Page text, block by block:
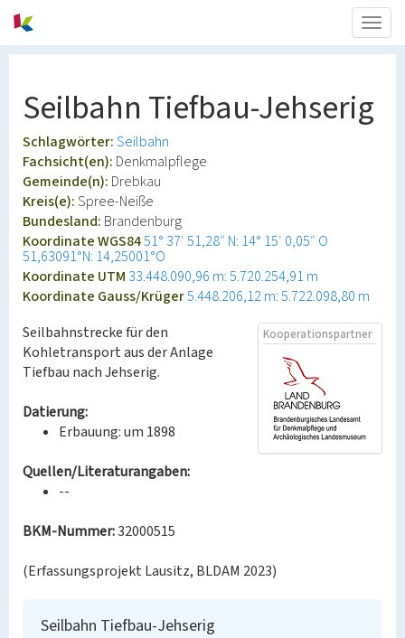
Seilbahn Tiefbau-Jehserig
Schlagwörter:Seilbahn
Fachsicht(en): Denkmalpflege
Gemeinde(n): Drebkau
Kreis(e):Spree-Neiße
Bundesland: Brandenburg
Koordinate WGS8451° 37′ 51,28″ N: 14° 15′ 0,05″ O
51,63091°N: 14,25001°O
Koordinate UTM 33.448.090,96 m: 5.720.254,91 m
Koordinate Gauss/Krüger5.448.206,12 m: 5.722.098,80 m
Kooperationspartner
Seilbahnstrecke für den
Kohletransport aus der Anlage
Tiefbau nach Jehserig.
Datierung:
Erbauung: um 1898
Quellen/Literaturangaben:
--
BKM-Nummer:32000515
(Erfassungsprojekt Lausitz, BLDAM 2023)
Seilbahn Tiefbau-Jehserig